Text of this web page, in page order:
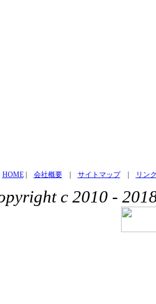
HOME| 会社概要| サイトマップ| リン
c 2010 -